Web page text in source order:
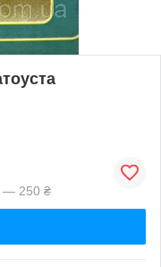
— 250 ₴